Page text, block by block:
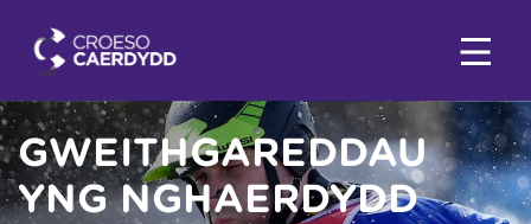
GWEITHGAREDDAU
YNG NGHAERDYDD